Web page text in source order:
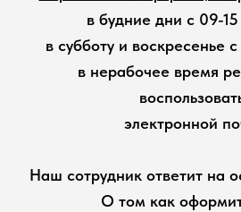
в будние дни с 09-
в субботу и воскресенье
в нерабочее время
электронной
Наш сотрудник ответит на
О том как